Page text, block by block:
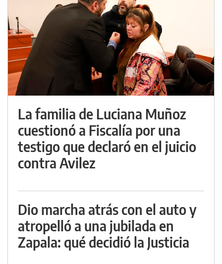
La familia de Luciana Muñoz
cuestionó a Fiscalía por una
testigo que declaró en el juicio
contra Avilez
Dio marcha atrás con el auto y
atropelló a una jubilada en
Zapala: qué decidió la Justicia